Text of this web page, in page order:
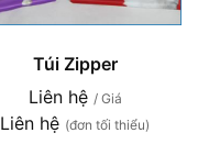
Túi Zipper
Liên hệ / Giá
Liên hệ (đơn tối thiểu)